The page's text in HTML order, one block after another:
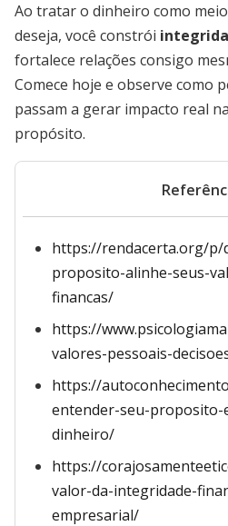
Ao tratar o dinheiro como
deseja, você constrói
fortalece relações consigo
Comece hoje e observe como
passam a gerar impacto real
propósito.
https://rendacerta.org/p/
proposito-alinhe-seus-
financas/
https://
valores-pessoais-
https://
entender-seu-proposito-
dinheiro/
https://
valor-da-integridade-
empresarial/